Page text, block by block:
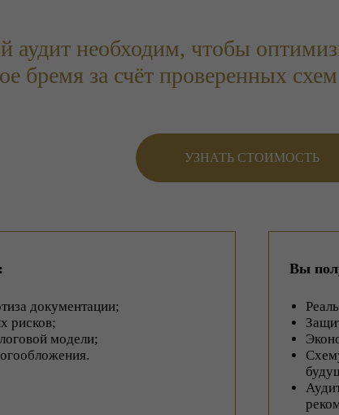
аудит необходим, чтобы
бремя за счёт проверенных
УЗНАТЬ СТОИМОСТЬ
документации;
рисков;
модели;
Вы